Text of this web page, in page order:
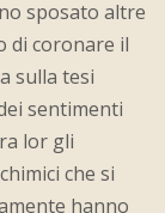
sposato altre
di coronare il
sulla tesi
sentimenti
lor gli
che si
hanno